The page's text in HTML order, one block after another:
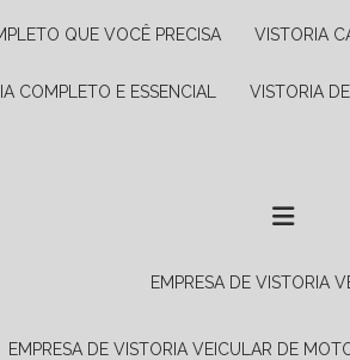
QUE VOCÊ PRECISA VISTORIA
COMPLETO E ESSENCIAL VISTORIA
EMPRESA DE VISTORIA
EMPRESA DE VISTORIA VEICULAR DE